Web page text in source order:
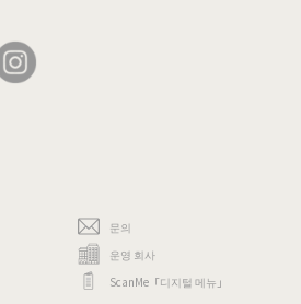
문의
운영 회사
ScanMe「디지털 메뉴」